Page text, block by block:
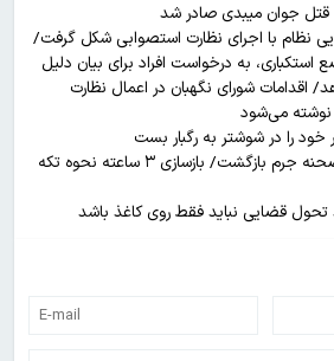
جوان میبدی صادر شد
نظام با اجرای نظارت استصوابی شکل گرفت/
استکباری، به درخواست افراد برای بیان دلیل
شورای نگهبان در اعمال نظارت
نوشته می‌شود
قاتل بابک خرمدین به صحنه جرم بازگشت/ بازسازی ۳ ساعته نحوه تکه
قضایی نباید فقط روی کاغذ باشد